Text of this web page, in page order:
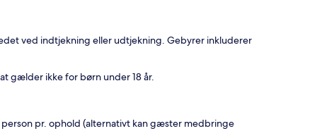
ved indtjekning eller udtjekning. Gebyrer inkluderer
gælder ikke for børn under 18 år.
pr. ophold (alternativt kan gæster medbringe